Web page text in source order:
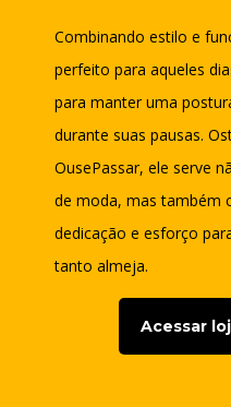
Combinando estilo e
perfeito para aqueles
para manter uma
durante suas pausas.
OusePassar, ele serve
de moda, mas também
dedicação e esforço
tanto almeja.
Acessar